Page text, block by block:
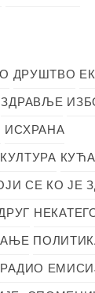
ДРУШТВО
ЗДРАВЉЕ
ИСХРАНА
КУЛТУРА
СЕ КО ЈЕ
РАДИО